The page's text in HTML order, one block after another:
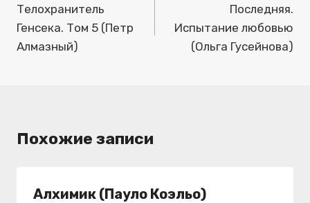
по
записям
Телохранитель
Генсека. Том 5 (Петр
Алмазный)
Последняя.
Испытание любовью
(Ольга Гусейнова)
Похожие записи
Алхимик (Пауло Коэльо)